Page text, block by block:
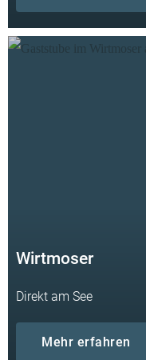
Wirtmoser
Direkt am See
Mehr erfahren